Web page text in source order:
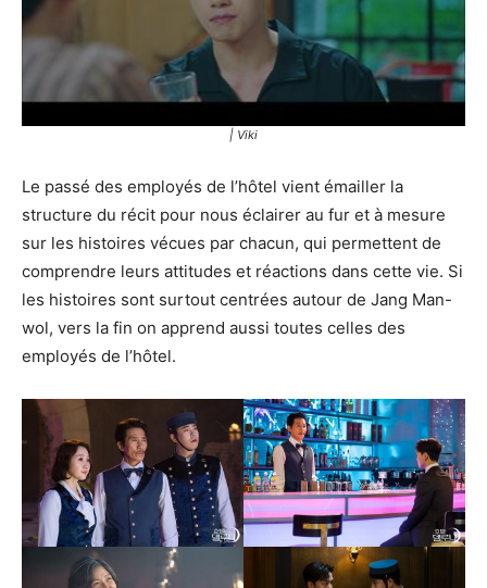
| Viki
Le passé des employés de l’hôtel vient émailler la
structure du récit pour nous éclairer au fur et à mesure
sur les histoires vécues par chacun, qui permettent de
comprendre leurs attitudes et réactions dans cette vie. Si
les histoires sont surtout centrées autour de Jang Man-
wol, vers la fin on apprend aussi toutes celles des
employés de l’hôtel.